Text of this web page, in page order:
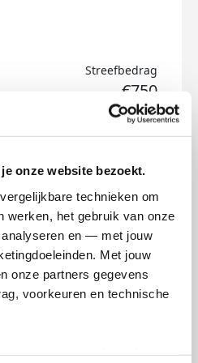
onze website bezoekt.
technieken om
werken, het gebruik van onze
en — met jouw
Met jouw
onze partners gegevens
voorkeuren en technische
Streefbedrag
€750
badges